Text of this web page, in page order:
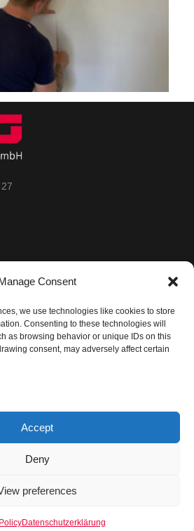
Consent
we use technologies like cookies to store
Consenting to these technologies will
as browsing behavior or unique IDs on this
consent, may adversely affect certain
Accept
Deny
preferences
Datenschutzerklärung